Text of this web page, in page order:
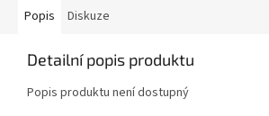
Popis Diskuze
Detailní popis produktu
Popis produktu není dostupný